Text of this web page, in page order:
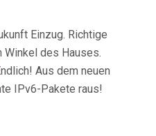
Einzug. Richtige
des Hauses.
Aus dem neuen
IPv6-Pakete raus!